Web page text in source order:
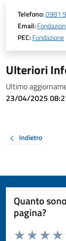
Telefono:0981
Email:
PEC:Fondazione
Ulteriori
Ultimo
23/04/2025
Indietro
Quanto
pagina?
Valuta da 1 a 5